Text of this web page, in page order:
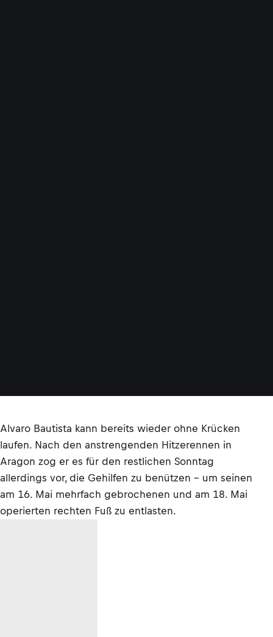
Alvaro Bautista kann bereits wieder ohne Krücken
laufen. Nach den anstrengenden Hitzerennen in
Aragon zog er es für den restlichen Sonntag
allerdings vor, die Gehilfen zu benützen – um seinen
am 16. Mai mehrfach gebrochenen und am 18. Mai
operierten rechten Fuß zu entlasten.